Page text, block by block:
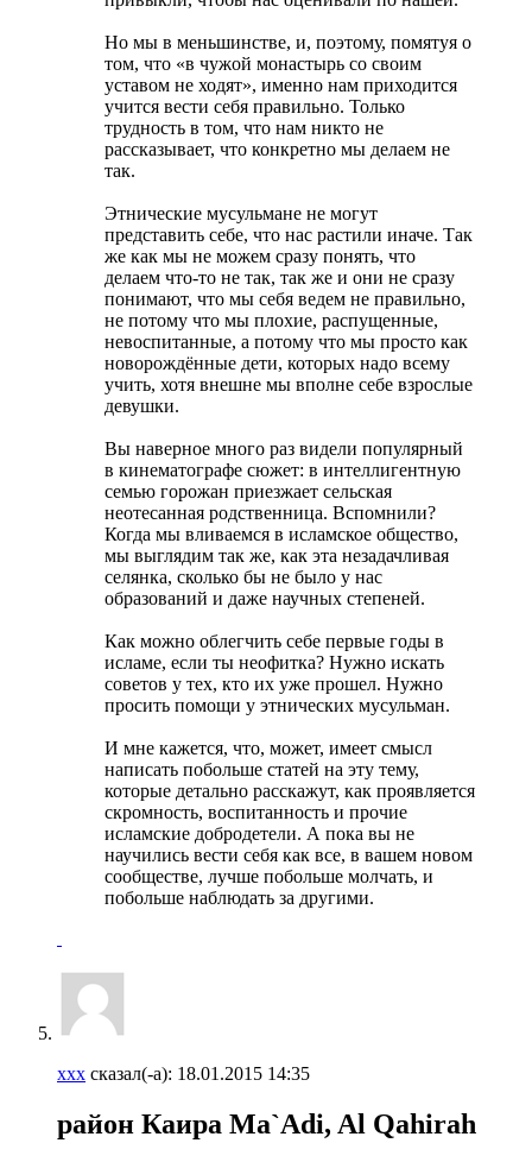
Но мы в меньшинстве, и, поэтому, помятуя о
том, что «в чужой монастырь со своим
уставом не ходят», именно нам приходится
учится вести себя правильно. Только
трудность в том, что нам никто не
рассказывает, что конкретно мы делаем не
так.
Этнические мусульмане не могут
представить себе, что нас растили иначе. Так
же как мы не можем сразу понять, что
делаем что-то не так, так же и они не сразу
понимают, что мы себя ведем не правильно,
не потому что мы плохие, распущенные,
невоспитанные, а потому что мы просто как
новорождённые дети, которых надо всему
учить, хотя внешне мы вполне себе взрослые
девушки.
Вы наверное много раз видели популярный
в кинематографе сюжет: в интеллигентную
семью горожан приезжает сельская
неотесанная родственница. Вспомнили?
Когда мы вливаемся в исламское общество,
мы выглядим так же, как эта незадачливая
селянка, сколько бы не было у нас
образований и даже научных степеней.
Как можно облегчить себе первые годы в
исламе, если ты неофитка? Нужно искать
советов у тех, кто их уже прошел. Нужно
просить помощи у этнических мусульман.
И мне кажется, что, может, имеет смысл
написать побольше статей на эту тему,
которые детально расскажут, как проявляется
скромность, воспитанность и прочие
исламские добродетели. А пока вы не
научились вести себя как все, в вашем новом
сообществе, лучше побольше молчать, и
побольше наблюдать за другими.
xxx сказал(-а): 18.01.2015 14:35
район Каира Ma`Adi, Al Qahirah